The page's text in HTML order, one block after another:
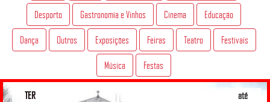
Desporto Gastronomia e Vinhos Cinema Educação
Dança Outros Exposições Feiras Teatro Festivais
Música Festas
até
TER